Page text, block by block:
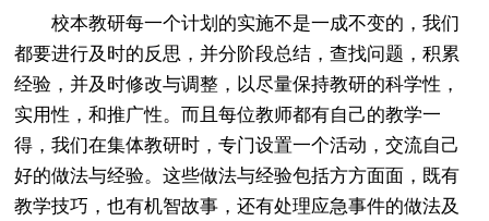
校本教研每一个计划的实施不是一成不变的，我们
都要进行及时的反思，并分阶段总结，查找问题，积累
经验，并及时修改与调整，以尽量保持教研的科学性，
实用性，和推广性。而且每位教师都有自己的教学一
得，我们在集体教研时，专门设置一个活动，交流自己
好的做法与经验。这些做法与经验包括方方面面，既有
教学技巧，也有机智故事，还有处理应急事件的做法及